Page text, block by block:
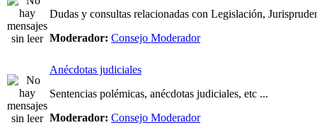
Dudas y consultas relacionadas con Legislación,
Moderador: Consejo Moderador
Anécdotas judiciales
Sentencias polémicas, anécdotas judiciales, etc ...
Moderador: Consejo Moderador